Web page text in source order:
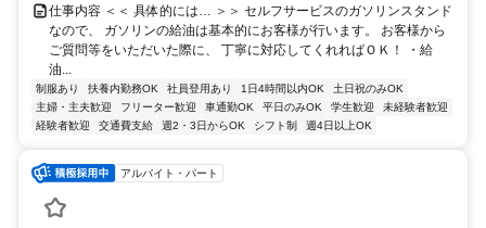
仕事内容 ＜＜ 具体的には… ＞＞ セルフサービスのガソリンスタンド
なので、 ガソリンの給油は基本的にお客様が行います。 お客様から
ご質問等をいただいた際に、 丁寧に対応してくれればＯＫ！ ・給
油...
制服あり 扶養内勤務OK 社員登用あり 1日4時間以内OK
土日祝のみOK
主婦・主夫歓迎
フリーター歓迎 車通勤OK 平日のみOK 学生歓迎
未経験者歓迎
経験者歓迎
交通費支給 週2・3日からOK シフト制 週4日以上OK
アルバイト・パート